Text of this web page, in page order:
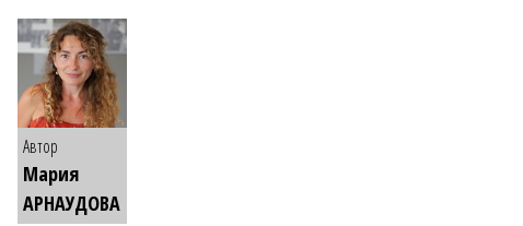
Автор
Мария
АРНАУДОВА